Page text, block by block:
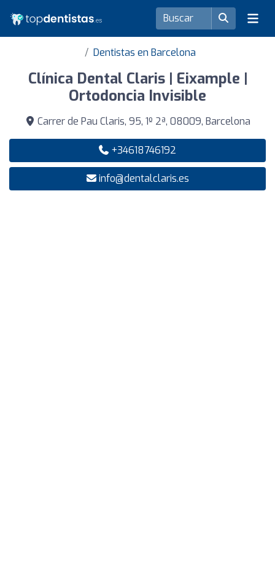
Dentistas en Barcelona
Clínica Dental Claris | Eixample |
Ortodoncia Invisible
Carrer de Pau Claris, 95, 1º 2ª, 08009, Barcelona
+34618746192
info@dentalclaris.es